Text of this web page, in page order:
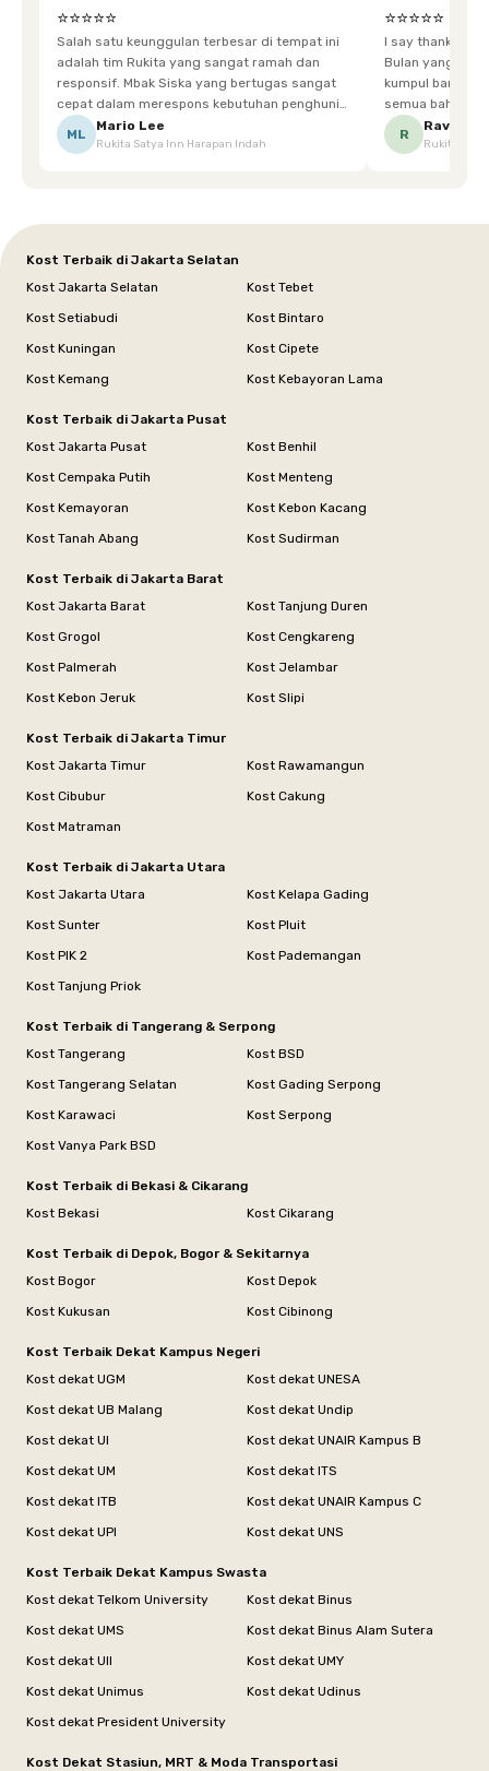
⭐⭐⭐⭐⭐
Salah satu keunggulan terbesar di tempat ini
adalah tim Rukita yang sangat ramah dan
responsif. Mbak Siska yang bertugas sangat
cepat dalam merespons kebutuhan penghuni.
Ketika saya meminta keset karena sempat
terpeleset, permintaan tersebut langsung
ML
Mario Lee
Rukita Satya Inn Harapan Indah
⭐⭐⭐⭐⭐
I say thankyou
Bulan yang super happy! banyak
kumpul bareng
semua bahagia
mgkn saran dari air aja & kebersihan lebih di
R
Ravena
Rukita
Kost Terbaik di Jakarta Selatan
Kost Jakarta Selatan
Kost Tebet
Kost Setiabudi
Kost Bintaro
Kost Kuningan
Kost Cipete
Kost Kemang
Kost Kebayoran Lama
Kost Terbaik di Jakarta Pusat
Kost Jakarta Pusat
Kost Benhil
Kost Cempaka Putih
Kost Menteng
Kost Kemayoran
Kost Kebon Kacang
Kost Tanah Abang
Kost Sudirman
Kost Terbaik di Jakarta Barat
Kost Jakarta Barat
Kost Tanjung Duren
Kost Grogol
Kost Cengkareng
Kost Palmerah
Kost Jelambar
Kost Kebon Jeruk
Kost Slipi
Kost Terbaik di Jakarta Timur
Kost Jakarta Timur
Kost Rawamangun
Kost Cibubur
Kost Cakung
Kost Matraman
Kost Terbaik di Jakarta Utara
Kost Jakarta Utara
Kost Kelapa Gading
Kost Sunter
Kost Pluit
Kost PIK 2
Kost Pademangan
Kost Tanjung Priok
Kost Terbaik di Tangerang & Serpong
Kost Tangerang
Kost BSD
Kost Tangerang Selatan
Kost Gading Serpong
Kost Karawaci
Kost Serpong
Kost Vanya Park BSD
Kost Terbaik di Bekasi & Cikarang
Kost Bekasi
Kost Cikarang
Kost Terbaik di Depok, Bogor & Sekitarnya
Kost Bogor
Kost Depok
Kost Kukusan
Kost Cibinong
Kost Terbaik Dekat Kampus Negeri
Kost dekat UGM
Kost dekat UNESA
Kost dekat UB Malang
Kost dekat Undip
Kost dekat UI
Kost dekat UNAIR Kampus B
Kost dekat UM
Kost dekat ITS
Kost dekat ITB
Kost dekat UNAIR Kampus C
Kost dekat UPI
Kost dekat UNS
Kost Terbaik Dekat Kampus Swasta
Kost dekat Telkom University
Kost dekat Binus
Kost dekat UMS
Kost dekat Binus Alam Sutera
Kost dekat UII
Kost dekat UMY
Kost dekat Unimus
Kost dekat Udinus
Kost dekat President University
Kost Dekat Stasiun, MRT & Moda Transportasi